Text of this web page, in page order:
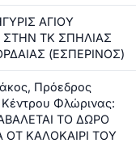
ΑΓΙΟΥ
ΣΤΗΝ ΤΚ ΣΠΗΛΙΑΣ
(ΕΣΠΕΡΙΝΟΣ)
Πρόεδρος
Κέντρου Φλώρινας:
ΤΟ ΔΩΡΟ
ΟΤ ΚΑΛΟΚΑΙΡΙ ΤΟΥ